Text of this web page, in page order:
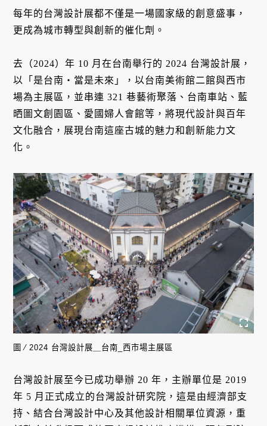
每年的台灣設計展都不僅是一場國家級的創意盛事，
更成為城市轉型與創新的催化劑。
去（2024）年 10 月在台南舉行的 2024 台灣設計展，
以「是台南・當是未來」，以台南美術館二館與西市
場為主展區，並串連 321 巷藝術聚落、台南車站、藍
晒圖文創園區、愛國婦人會館等，將現代設計與百年
文化融合，展現台南這座古城的魅力和創新能力文
化。
圖 ∕ 2024 台灣設計展＿台南_西市場主展區
台灣設計展至今已成功舉辦 20 年，主辦單位是 2019
年 5 月正式成立的台灣設計研究院，這是由經濟部支
持、結合台灣設計中心及其他設計相關單位資源，重